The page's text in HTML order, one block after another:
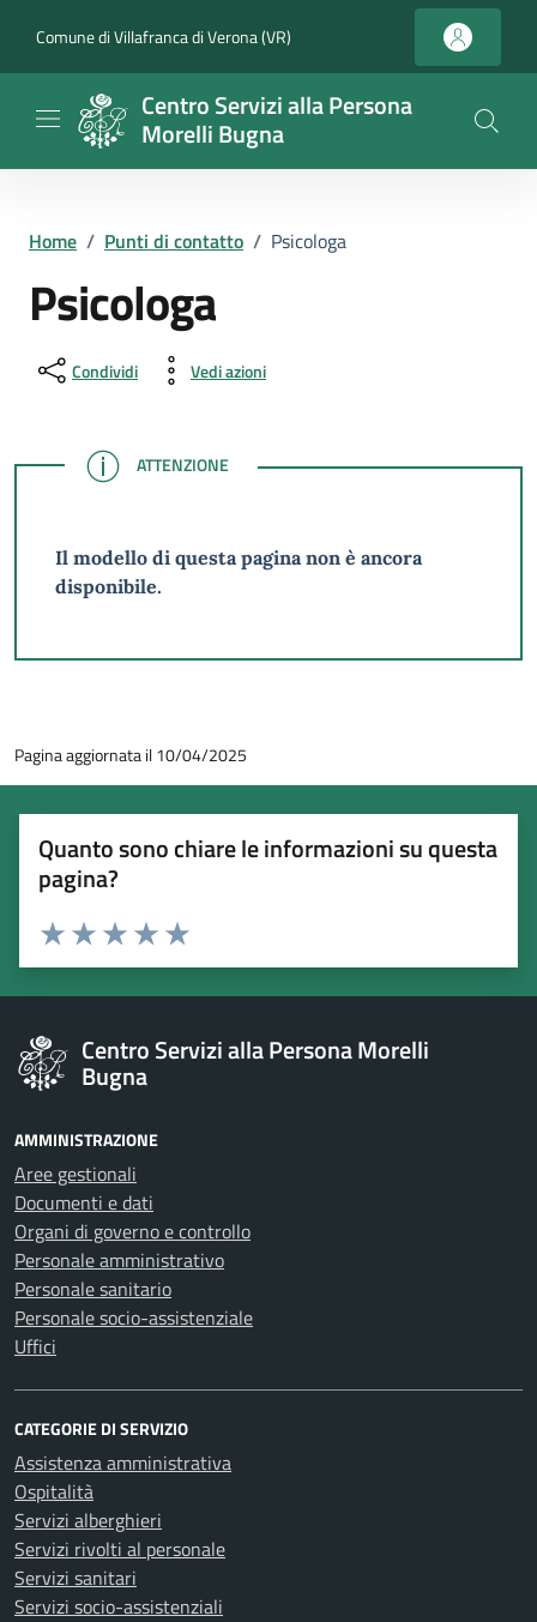
Comune di Villafranca di Verona (VR)
Centro Servizi alla Persona
Morelli Bugna
Home / Punti di contatto / Psicologa
Psicologa
Condividi Vedi azioni
ATTENZIONE
ATTENZIONE
Il modello di questa pagina non è ancora
disponibile.
Pagina aggiornata il 10/04/2025
Quanto sono chiare le informazioni su questa
pagina?
Esprimi una valutazione
Valuta 5 stelle su 5
Valuta 4 stelle su 5
Valuta 3 stelle su 5
Valuta 2 stelle su 5
Valuta 1 stelle su 5
Centro Servizi alla Persona Morelli
Bugna
AMMINISTRAZIONE
Aree gestionali
Documenti e dati
Organi di governo e controllo
Personale amministrativo
Personale sanitario
Personale socio-assistenziale
Uffici
CATEGORIE DI SERVIZIO
Assistenza amministrativa
Ospitalità
Servizi alberghieri
Servizi rivolti al personale
Servizi sanitari
Servizi socio-assistenziali